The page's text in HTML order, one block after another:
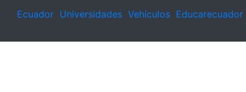
Ecuador Universidades Vehículos Educarecuador